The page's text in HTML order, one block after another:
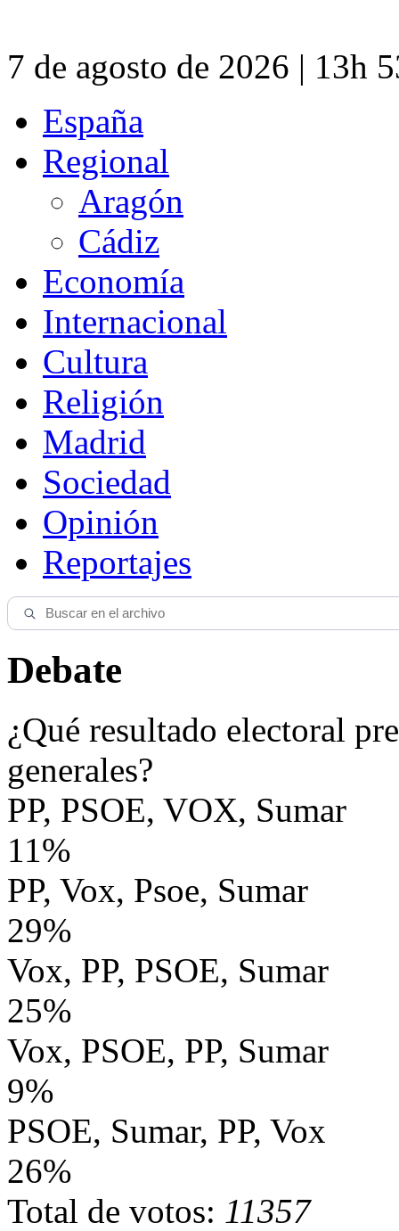
7 de agosto de 2026 | 13h
España
Regional
Aragón
Cádiz
Economía
Internacional
Cultura
Religión
Madrid
Sociedad
Opinión
Reportajes
Debate
¿Qué resultado electoral
generales?
PP, PSOE, VOX, Sumar
11%
PP, Vox, Psoe, Sumar
29%
Vox, PP, PSOE, Sumar
25%
Vox, PSOE, PP, Sumar
9%
PSOE, Sumar, PP, Vox
26%
Total de votos: 11357